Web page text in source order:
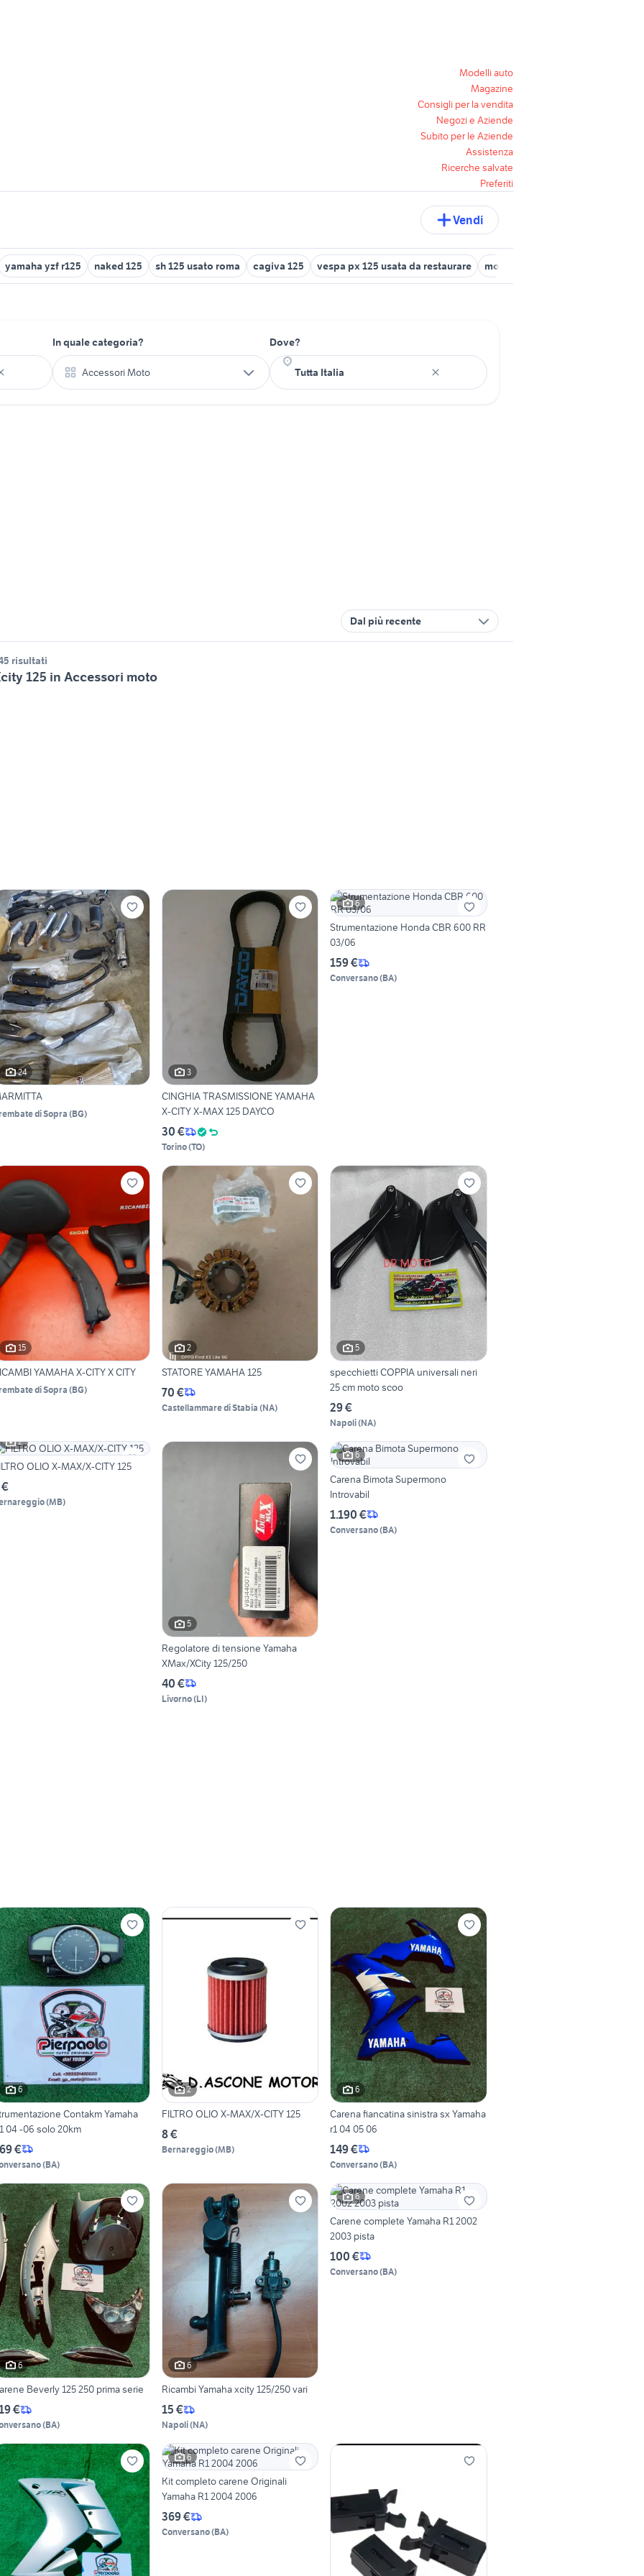
Modelli auto
Magazine
Consigli per la vendita
Negozi e Aziende
Subito per le Aziende
Assistenza
Ricerche salvate
Preferiti
Vendi
yamaha yzf r125 naked 125 sh 125 usato roma cagiva 125 vespa px 125 usata da restaurare moto 125 usate sardegna
In quale categoria?
Accessori Moto
Dove?
Dal più recente
risultati
125 in Accessori moto
24
di Sopra (BG)
3
CINGHIA TRASMISSIONE YAMAHA
X-CITY X-MAX 125 DAYCO
30 €
Torino(TO)
6
Strumentazione Honda CBR 600 RR
03/06
159 €
Conversano(BA)
15
YAMAHA X-CITY X CITY
di Sopra (BG)
2
STATORE YAMAHA 125
70 €
Castellammare di Stabia (NA)
5
specchietti COPPIA universali neri
25 cm moto scoo
29 €
Napoli(NA)
2
OLIO X-MAX/X-CITY 125
(MB)
5
Regolatore di tensione Yamaha
XMax/XCity 125/250
40 €
Livorno(LI)
6
Carena Bimota Supermono
Introvabil
1.190 €
Conversano(BA)
6
Contakm Yamaha
04 -06 solo 20km
€
(BA)
2
FILTRO OLIO X-MAX/X-CITY 125
8 €
Bernareggio(MB)
6
Carena fiancatina sinistra sx Yamaha
r1 04 05 06
149 €
Conversano(BA)
6
Beverly 125 250 prima serie
€
(BA)
6
Ricambi Yamaha xcity 125/250 vari
15 €
Napoli(NA)
6
Carene complete Yamaha R1 2002
2003 pista
100 €
Conversano(BA)
6
Kit completo carene Originali
Yamaha R1 2004 2006
369 €
Conversano(BA)